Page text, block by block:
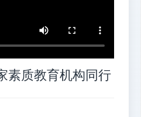
素质教育机构同行